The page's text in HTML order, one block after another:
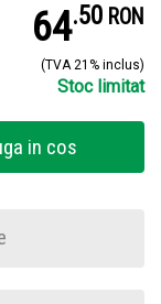
64.5 RON
(TVA 21% inclus)
Stoc limitat
in cos